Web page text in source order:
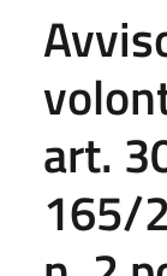
art.
165/